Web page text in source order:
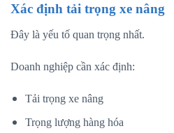
Xác định tải trọng xe nâng
Đây là yếu tố quan trọng nhất.
Doanh nghiệp cần xác định:
Tải trọng xe nâng
Trọng lượng hàng hóa